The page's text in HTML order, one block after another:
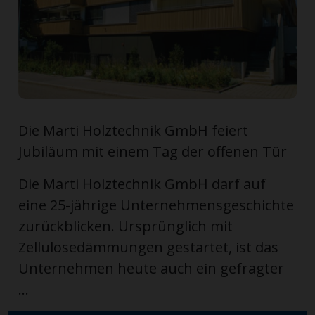
Die Marti Holztechnik GmbH feiert
Jubiläum mit einem Tag der offenen Tür
Die Marti Holztechnik GmbH darf auf
eine 25-jährige Unternehmensgeschichte
zurückblicken. Ursprünglich mit
Zellulosedämmungen gestartet, ist das
Unternehmen heute auch ein gefragter
...